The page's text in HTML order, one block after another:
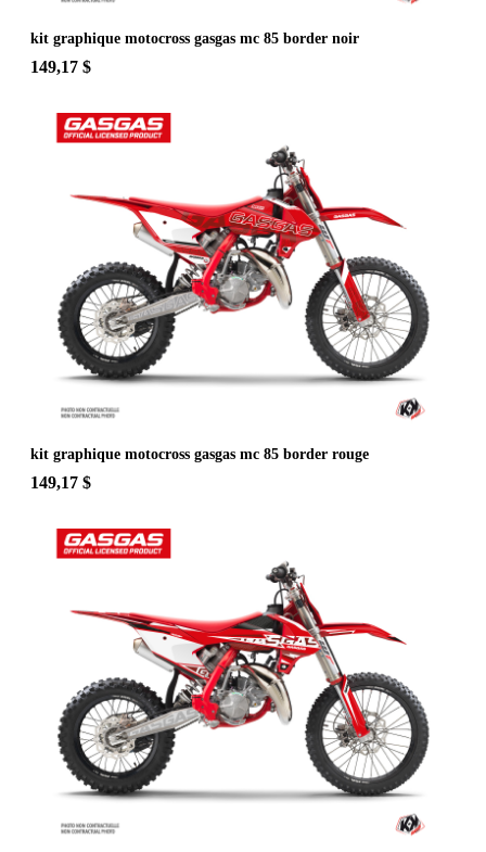
kit graphique motocross gasgas mc 85 border noir
149,17 $
kit graphique motocross gasgas mc 85 border rouge
149,17 $